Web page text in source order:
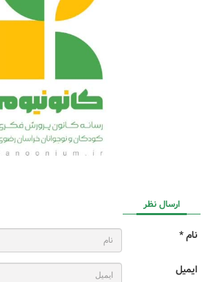
ارسال نظر
نام *
ایمیل